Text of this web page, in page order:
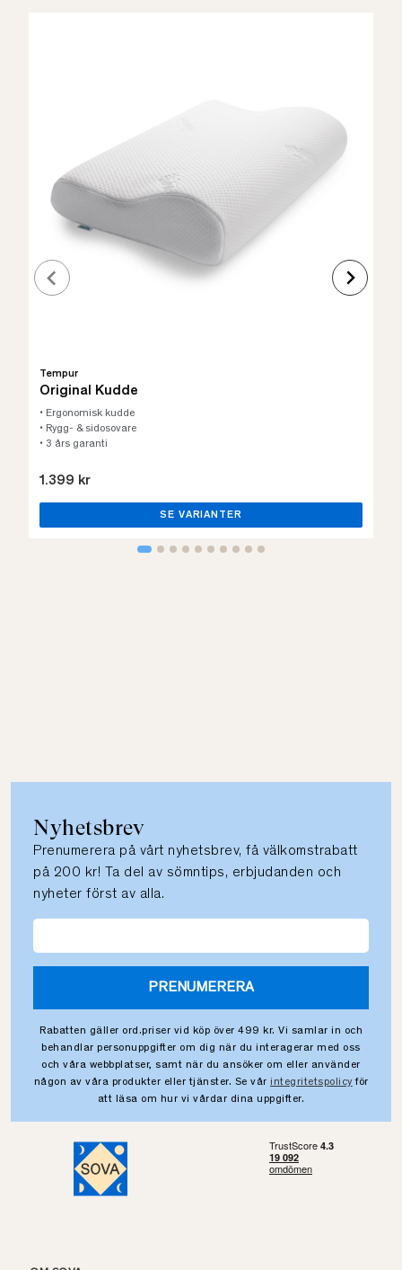
Tempur
Original Kudde
• Ergonomisk kudde
• Rygg- & sidosovare
• 3 års garanti
1.399 kr
SE VARIANTER
Nyhetsbrev
Prenumerera på vårt nyhetsbrev, få välkomstrabatt
på 200 kr! Ta del av sömntips, erbjudanden och
nyheter först av alla.
PRENUMERERA
Rabatten gäller ord.priser vid köp över 499 kr. Vi samlar in och
behandlar personuppgifter om dig när du interagerar med oss
och våra webbplatser, samt när du ansöker om eller använder
någon av våra produkter eller tjänster. Se vår integritetspolicy för
att läsa om hur vi vårdar dina uppgifter.